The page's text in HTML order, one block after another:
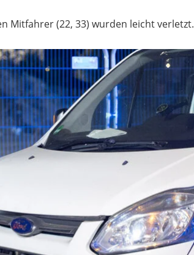
Mitfahrer (22, 33) wurden leicht verletzt.